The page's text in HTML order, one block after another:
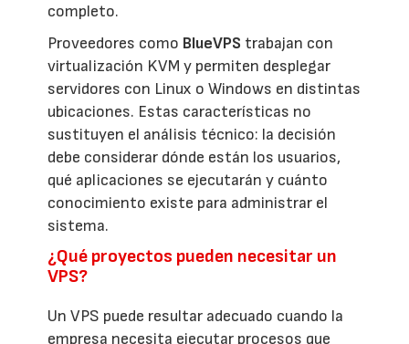
completo.
Proveedores como BlueVPS trabajan con
virtualización KVM y permiten desplegar
servidores con Linux o Windows en distintas
ubicaciones. Estas características no
sustituyen el análisis técnico: la decisión
debe considerar dónde están los usuarios,
qué aplicaciones se ejecutarán y cuánto
conocimiento existe para administrar el
sistema.
¿Qué proyectos pueden necesitar un
VPS?
Un VPS puede resultar adecuado cuando la
empresa necesita ejecutar procesos que